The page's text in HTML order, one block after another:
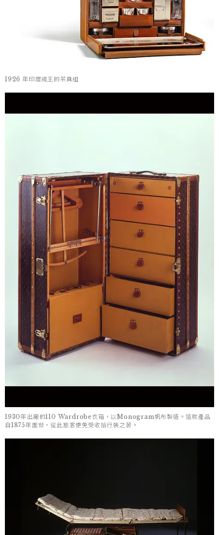
1926 年印度親王的茶具組
1930年出廠的110 Wardrobe衣箱，以Monogram帆布製造。這款產品
自1875年面世，從此旅客便免受收拾行裝之苦。